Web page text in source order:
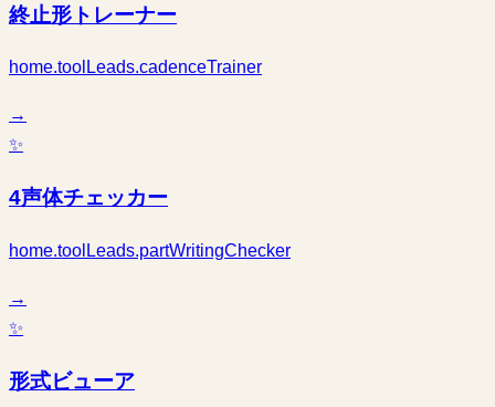
終止形トレーナー
home.toolLeads.cadenceTrainer
→
✨
4声体チェッカー
home.toolLeads.partWritingChecker
→
✨
形式ビューア